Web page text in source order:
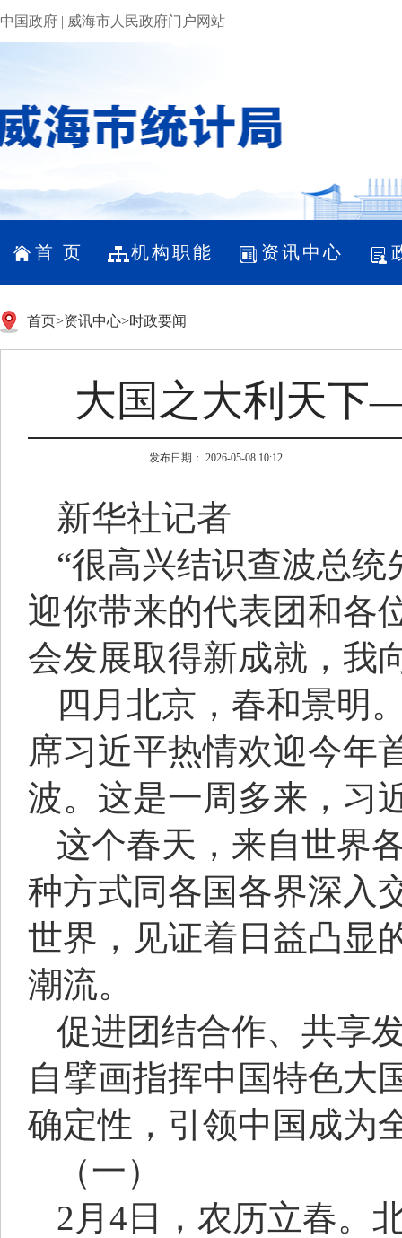
中国政府 | 威海市人民政府门户网站
首 页 机构职能 资讯中心
首页>资讯中心>时政要闻
大国之大利天下
发布日期： 2026-05-08 10:12
新华社记者
“很高兴结识查波总
迎你带来的代表团和各
会发展取得新成就，我
四月北京，春和景明
席习近平热情欢迎今年
波。这是一周多来，习
这个春天，来自世界
种方式同各国各界深入
世界，见证着日益凸显
潮流。
促进团结合作、共享
自擘画指挥中国特色大
确定性，引领中国成为
（一）
2月4日，农历立春。